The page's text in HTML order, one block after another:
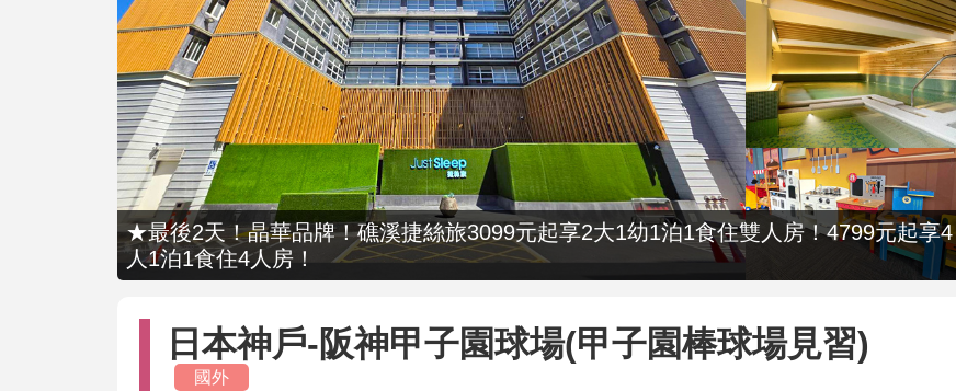
★最後2天！晶華品牌！礁溪捷絲旅3099元起享2大1幼1泊1食住雙人房！4799元起享4
人1泊1食住4人房！
日本神戶-阪神甲子園球場(甲子園棒球場見習)
國外